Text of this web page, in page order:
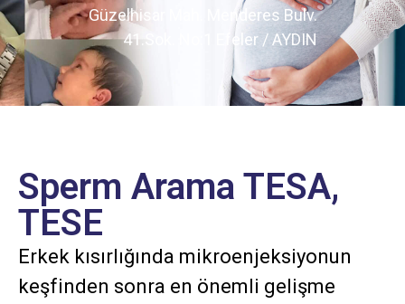
Güzelhisar Mah. Menderes Bulv.
41.Sok. No:1 Efeler / AYDIN
Sperm Arama TESA,
TESE
Erkek kısırlığında mikroenjeksiyonun
keşfinden sonra en önemli gelişme